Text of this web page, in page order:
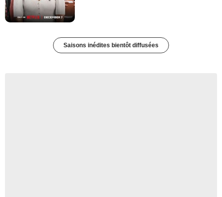
Saisons inédites bientôt diffusées